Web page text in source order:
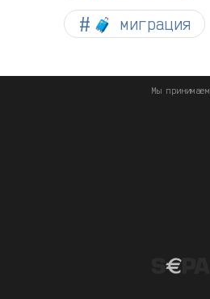
🧳 миграция
Мы принимаем